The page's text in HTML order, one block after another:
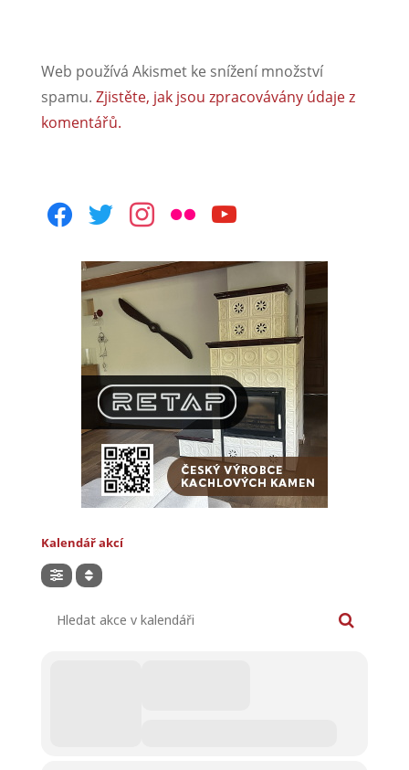
Web používá Akismet ke snížení množství
spamu. Zjistěte, jak jsou zpracovávány údaje z
komentářů.
facebooktwitterinstagram
flickr youtube
Kalendář akcí